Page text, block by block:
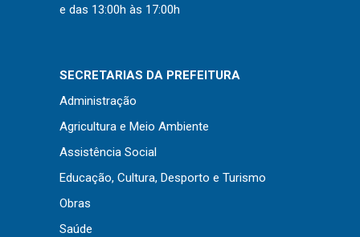
Processo Seletivo
e das 13:00h às 17:00h
SECRETARIAS DA PREFEITURA
Administração
Agricultura e Meio Ambiente
Assistência Social
Educação, Cultura, Desporto e Turismo
Obras
Saúde